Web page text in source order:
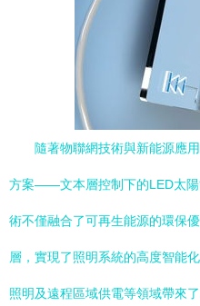
隨著物聯網技術與新能源應
方案——文本層控制下的LED太陽
術不僅融合了可再生能源的環保
層，實現了照明系統的高度智能
照明及遠程區域供電等領域帶來了